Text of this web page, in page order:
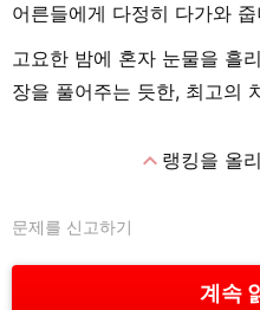
어른들에게 다정히 다가와 줍
고요한 밤에 혼자 눈물을 흘
장을 풀어주는 듯한, 최고의
expand_less랭킹을 올
문제를 신고하기
계속